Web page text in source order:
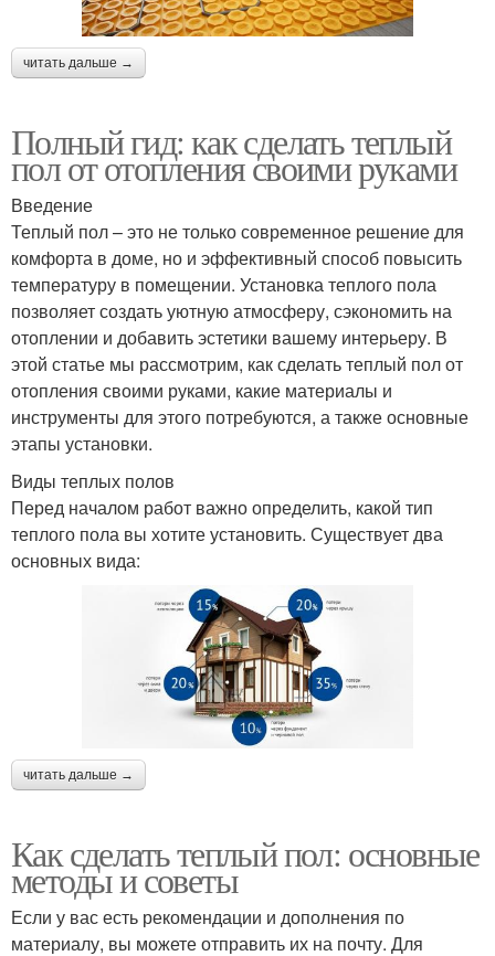
читать дальше →
Полный гид: как сделать теплый
пол от отопления своими руками
Введение
Теплый пол – это не только современное решение для
комфорта в доме, но и эффективный способ повысить
температуру в помещении. Установка теплого пола
позволяет создать уютную атмосферу, сэкономить на
отоплении и добавить эстетики вашему интерьеру. В
этой статье мы рассмотрим, как сделать теплый пол от
отопления своими руками, какие материалы и
инструменты для этого потребуются, а также основные
этапы установки.
Виды теплых полов
Перед началом работ важно определить, какой тип
теплого пола вы хотите установить. Существует два
основных вида:
читать дальше →
Как сделать теплый пол: основные
методы и советы
Если у вас есть рекомендации и дополнения по
материалу, вы можете отправить их на почту. Для